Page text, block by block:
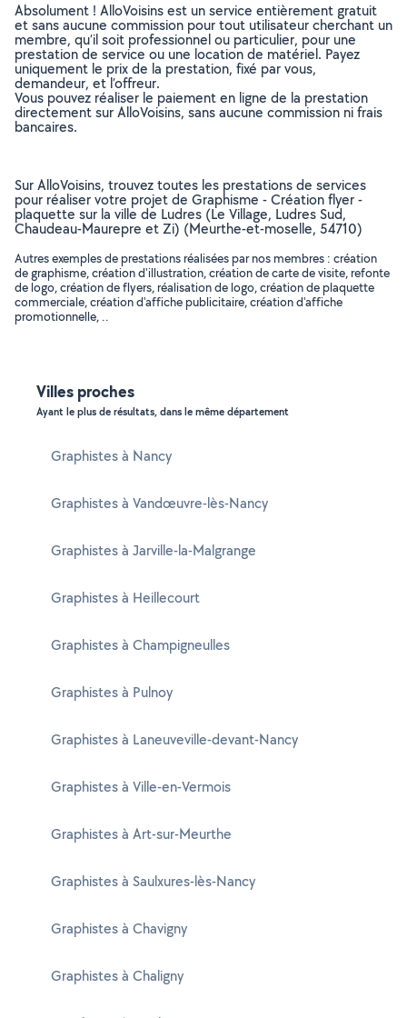
Absolument ! AlloVoisins est un service entièrement gratuit
et sans aucune commission pour tout utilisateur cherchant un
membre, qu’il soit professionnel ou particulier, pour une
prestation de service ou une location de matériel. Payez
uniquement le prix de la prestation, fixé par vous,
demandeur, et l’offreur.
Vous pouvez réaliser le paiement en ligne de la prestation
directement sur AlloVoisins, sans aucune commission ni frais
bancaires.
Sur AlloVoisins, trouvez toutes les prestations de services
pour réaliser votre projet de Graphisme - Création flyer -
plaquette sur la ville de Ludres (Le Village, Ludres Sud,
Chaudeau-Maurepre et Zi) (Meurthe-et-moselle, 54710)
Autres exemples de prestations réalisées par nos membres : création
de graphisme, création d'illustration, création de carte de visite, refonte
de logo, création de flyers, réalisation de logo, création de plaquette
commerciale, création d'affiche publicitaire, création d'affiche
promotionnelle, ..
Villes proches
Ayant le plus de résultats, dans le même département
Graphistes à Nancy
Graphistes à Vandœuvre-lès-Nancy
Graphistes à Jarville-la-Malgrange
Graphistes à Heillecourt
Graphistes à Champigneulles
Graphistes à Pulnoy
Graphistes à Laneuveville-devant-Nancy
Graphistes à Ville-en-Vermois
Graphistes à Art-sur-Meurthe
Graphistes à Saulxures-lès-Nancy
Graphistes à Chavigny
Graphistes à Chaligny